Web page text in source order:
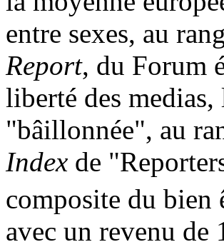
entre sexes, au
Report, du Forum
liberté des
"bâillonnée", au
Index de
composite du bien
avec un revenu de